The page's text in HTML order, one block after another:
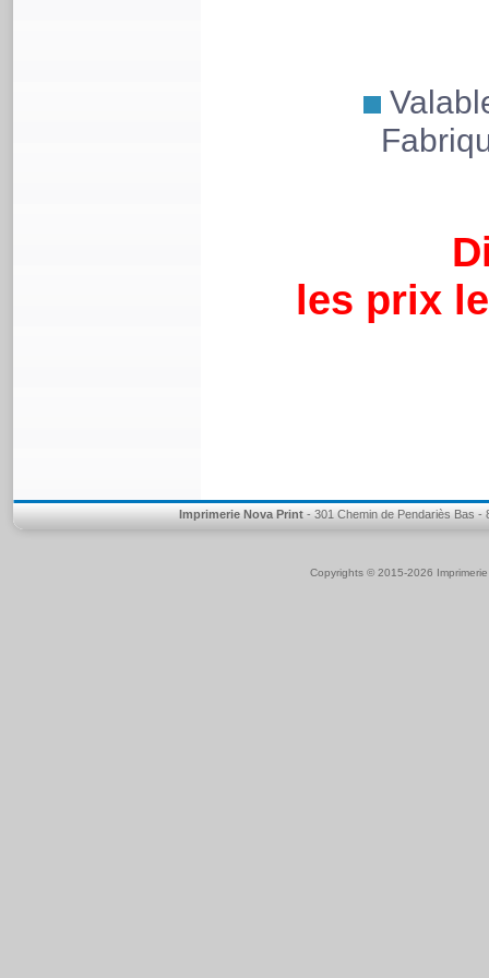
les prix
Imprimerie Nova Print - 301 Chemin de Pendariès Bas -
Copyrights © 2015-2026